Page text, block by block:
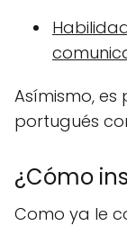
Asímismo,
portugués
¿Cómo
Como ya le